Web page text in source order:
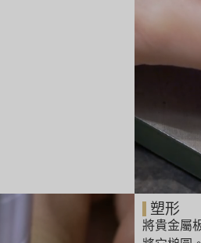
塑形
將貴金屬